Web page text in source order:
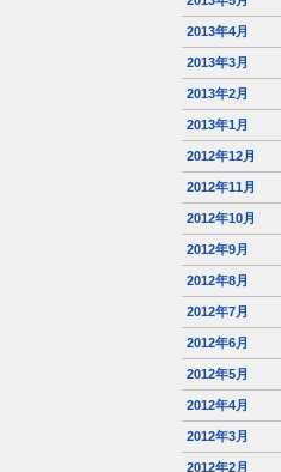
2013年4月
2013年3月
2013年2月
2013年1月
2012年12月
2012年11月
2012年10月
2012年9月
2012年8月
2012年7月
2012年6月
2012年5月
2012年4月
2012年3月
2012年2月